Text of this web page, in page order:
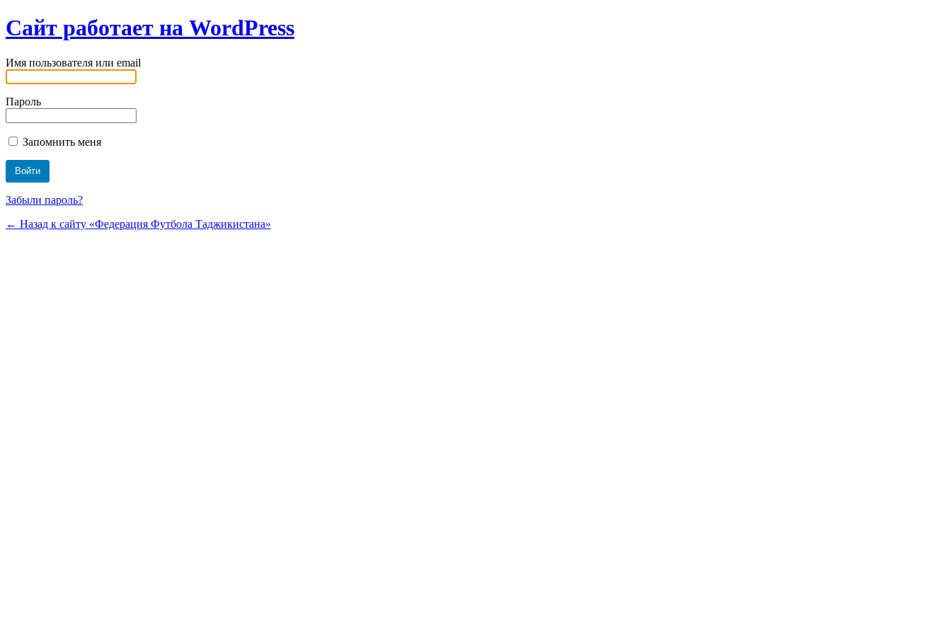
Сайт работает на WordPress
Имя пользователя или email
Пароль
Запомнить меня
Забыли пароль?
← Назад к сайту «Федерация Футбола Таджикистана»